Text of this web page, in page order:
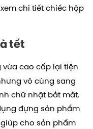
chi tiết chiếc hộp
tết
cao cấp lại tiện
vô cùng sang
chữ nhật bắt mắt.
đựng sản phẩm
cho sản phẩm